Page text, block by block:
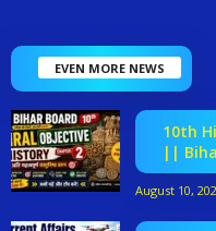
EVEN MORE NEWS
10th
||
August 10,